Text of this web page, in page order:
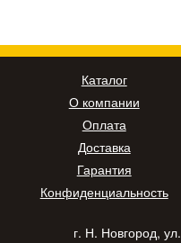
Каталог
О компании
Оплата
Доставка
Гарантия
Конфиденциальность
г. Н. Новгород,